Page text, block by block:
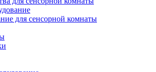
для сенсорной комнаты